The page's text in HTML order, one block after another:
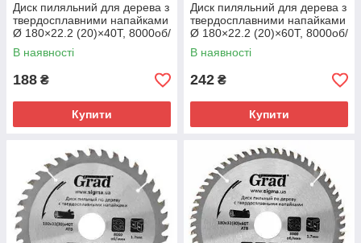
Диск пиляльний для дерева з
твердосплавними напайками
Ø 180×22.2 (20)×40Т, 8000об/
хв GRAD (1957545)
В наявності
188 ₴
Купити
Диск пиляльний для дерева з
твердосплавними напайками
Ø 180×22.2 (20)×60Т, 8000об/
хв GRAD (1957575)
В наявності
242 ₴
Купити